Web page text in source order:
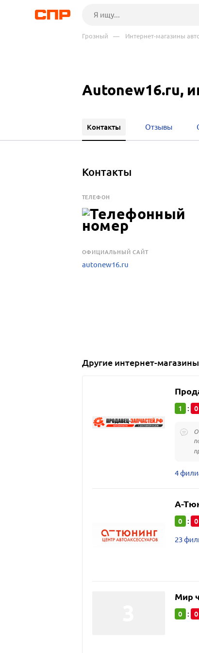
Грозный — Интернет-магазины
Autonew16.ru,
Контакты Отзывы
Контакты
ТЕЛЕФОН
OФИЦИАЛЬНЫЙ САЙТ
autonew16.ru
Другие интернет-
1 : 0
4
А-
0 : 0
23
Мир
0 : 0